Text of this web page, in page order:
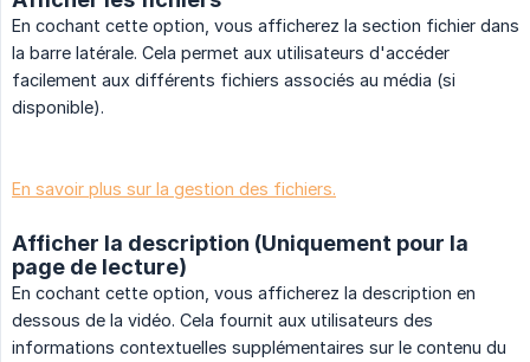
En cochant cette option, vous afficherez la section fichier dans
la barre latérale. Cela permet aux utilisateurs d'accéder
facilement aux différents fichiers associés au média (si
disponible).
En savoir plus sur la gestion des fichiers.
Afficher la description (Uniquement pour la
page de lecture)
En cochant cette option, vous afficherez la description en
dessous de la vidéo. Cela fournit aux utilisateurs des
informations contextuelles supplémentaires sur le contenu du